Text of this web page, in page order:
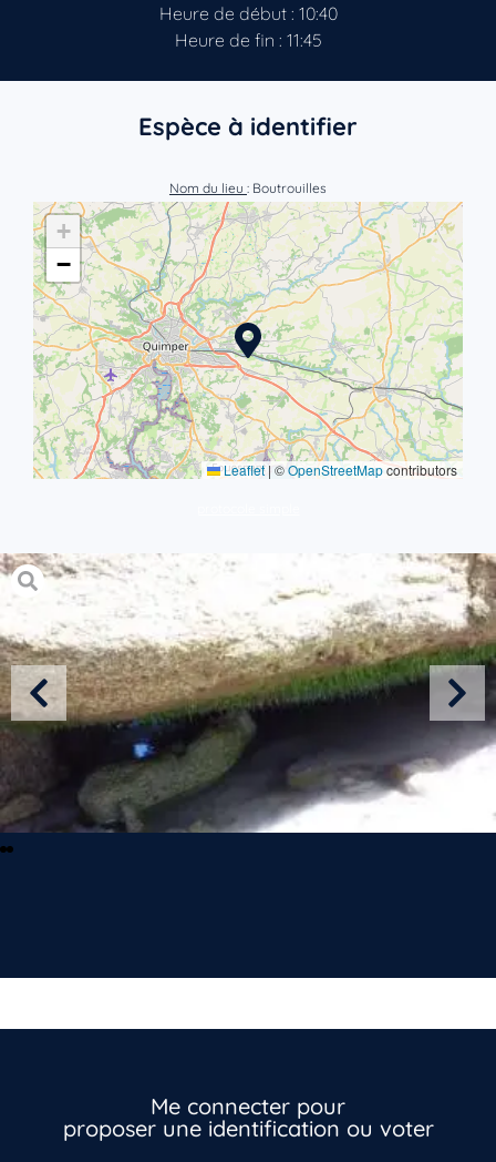
Heure de début : 10:40
Heure de fin : 11:45
Espèce à identifier
Nom du lieu : Boutrouilles
+
−
Leaflet | ©OpenStreetMapcontributors
Me connecter pour
proposer une identification ou voter